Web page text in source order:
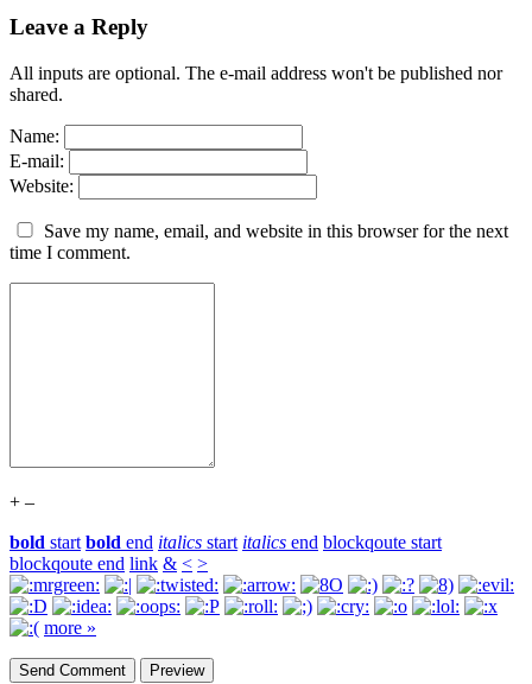
Leave a Reply
All inputs are optional. The e-mail address won't be published nor
shared.
Name:
E-mail:
Website:
Save my name, email, and website in this browser for the next
time I comment.
+ –
bold start bold end italics start italics end blockqoute start
blockqoute end link & < >
more »